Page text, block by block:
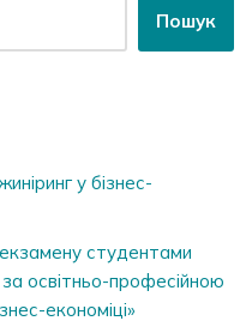
Пошук
у бізнес-
студентами
за освітньо-професійною
економіці»